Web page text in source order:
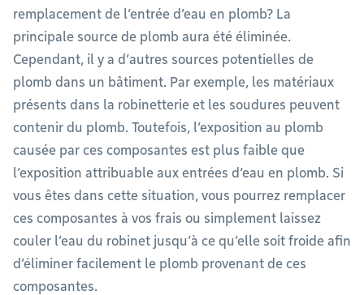
remplacement de l’entrée d’eau en plomb? La
principale source de plomb aura été éliminée.
Cependant, il y a d’autres sources potentielles de
plomb dans un bâtiment. Par exemple, les matériaux
présents dans la robinetterie et les soudures peuvent
contenir du plomb. Toutefois, l’exposition au plomb
causée par ces composantes est plus faible que
l’exposition attribuable aux entrées d’eau en plomb. Si
vous êtes dans cette situation, vous pourrez remplacer
ces composantes à vos frais ou simplement laissez
couler l’eau du robinet jusqu’à ce qu’elle soit froide afin
d’éliminer facilement le plomb provenant de ces
composantes.